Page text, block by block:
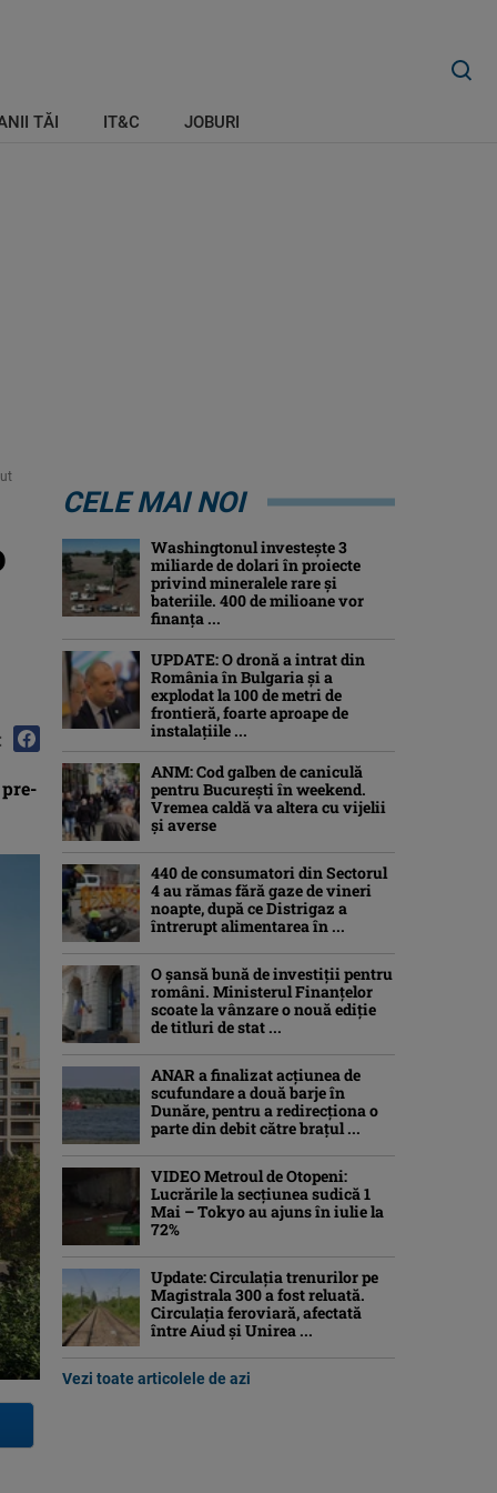
TĂI IT&C JOBURI
CELE MAI NOI
Washingtonul investește 3
miliarde de dolari în proiecte
privind mineralele rare și
bateriile. 400 de milioane vor
finanța ...
UPDATE: O dronă a intrat din
România în Bulgaria şi a
explodat la 100 de metri de
frontieră, foarte aproape de
instalațiile ...
ANM: Cod galben de caniculă
pentru București în weekend.
Vremea caldă va altera cu vijelii
și averse
440 de consumatori din Sectorul
4 au rămas fără gaze de vineri
noapte, după ce Distrigaz a
întrerupt alimentarea în ...
O șansă bună de investiții pentru
români. Ministerul Finanțelor
scoate la vânzare o nouă ediție
de titluri de stat ...
ANAR a finalizat acțiunea de
scufundare a două barje în
Dunăre, pentru a redirecționa o
parte din debit către brațul ...
VIDEO Metroul de Otopeni:
Lucrările la secțiunea sudică 1
Mai – Tokyo au ajuns în iulie la
72%
Update: Circulația trenurilor pe
Magistrala 300 a fost reluată.
Circulația feroviară, afectată
între Aiud şi Unirea ...
Vezi toate articolele de azi